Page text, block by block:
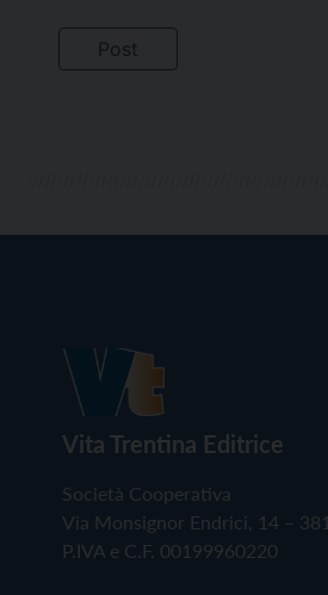
Vita Trentina Editrice
Società Cooperativa
Via Monsignor Endrici, 14 –
P.IVA e C.F. 00199960220